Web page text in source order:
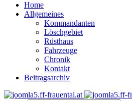
Home
Allgemeines
Kommandanten
Löschgebiet
Rüsthaus
Fahrzeuge
Chronik
Kontakt
Beitragsarchiv